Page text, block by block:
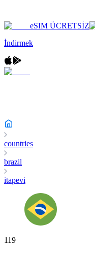
eSIM ÜCRETSİZ
İndirmek
countries
brazil
itapevi
119